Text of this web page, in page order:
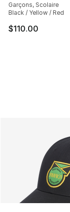
Garçons, Scolaire
Black / Yellow / Red
$110.00